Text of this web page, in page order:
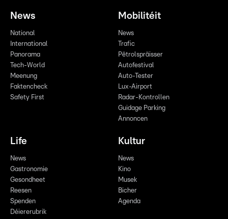
News
National
International
Panorama
Tech-World
Meenung
Faktencheck
Safety First
Mobilitéit
News
Trafic
Pëtrolspräisser
Autofestival
Auto-Tester
Lux-Airport
Radar-Kontrollen
Guidage Parking
Annoncen
Life
News
Gastronomie
Gesondheet
Reesen
Spenden
Déiererubrik
Kultur
News
Kino
Musek
Bicher
Agenda